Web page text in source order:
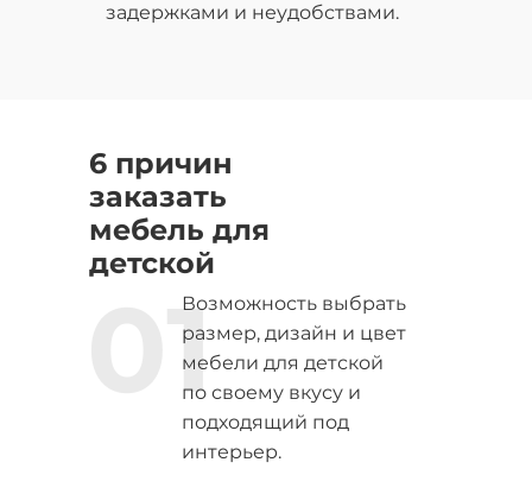
задержками и неудобствами.
6 причин
заказать
мебель для
детской
Возможность выбрать
размер, дизайн и цвет
мебели для детской
по своему вкусу и
подходящий под
интерьер.
01